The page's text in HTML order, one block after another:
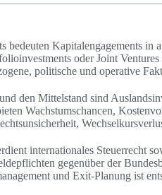
bedeuten Kapitalengagements
oder Joint
politische und operative
den Mittelstand sind
Wachstumschancen,
internationales Steuerrecht
gegenüber der
und Exit-Planung ist